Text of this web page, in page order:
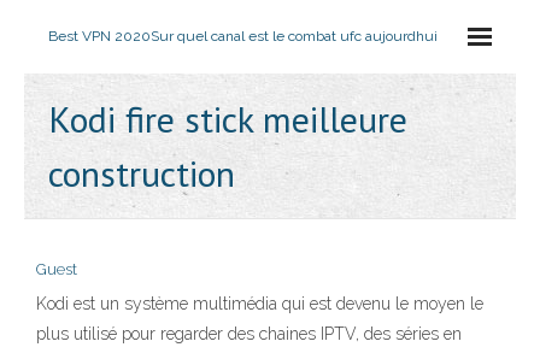
Best VPN 2020Sur quel canal est le combat ufc aujourdhui
Kodi fire stick meilleure
construction
Guest
Kodi est un système multimédia qui est devenu le moyen le
plus utilisé pour regarder des chaines IPTV, des séries en